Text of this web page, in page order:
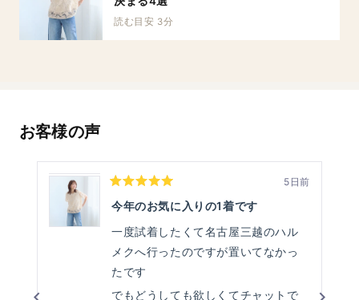
読む目安 3分
お客様の声
5
つ
5
と
評
価
5日前
今年のお気に入りの1着です
一度試着したくて名古屋三越のハル
メクへ行ったのですが置いてなかっ
たです
でもどうしても欲しくてチャットで